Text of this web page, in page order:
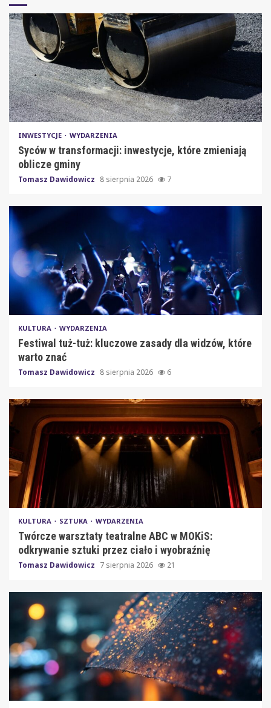
INWESTYCJE WYDARZENIA
Syców w transformacji: inwestycje, które zmieniają
oblicze gminy
Tomasz Dawidowicz 8 sierpnia 2026 7
KULTURA WYDARZENIA
Festiwal tuż-tuż: kluczowe zasady dla widzów, które
warto znać
Tomasz Dawidowicz 8 sierpnia 2026 6
KULTURA SZTUKA WYDARZENIA
Twórcze warsztaty teatralne ABC w MOKiS:
odkrywanie sztuki przez ciało i wyobraźnię
Tomasz Dawidowicz 7 sierpnia 2026 21